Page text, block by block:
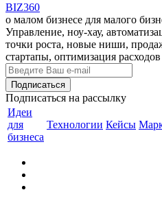
BIZ360
о малом бизнесе для малого
Управление, ноу-хау,
точки роста, новые ниши,
стартапы, оптимизация расходов
Подписаться на рассылку
Идеи
для
бизнеса
Технологии Кейсы